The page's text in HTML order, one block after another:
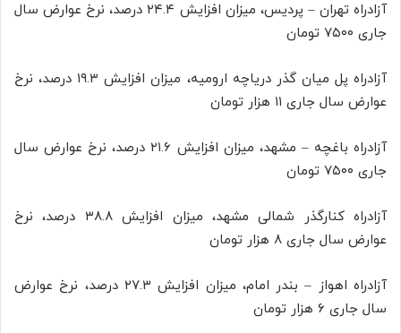
آزادراه تهران – پردیس، میزان افزایش ۲۴.۴ درصد، نرخ عوارض سال
جاری ۷۵۰۰ تومان
آزادراه پل میان گذر دریاچه ارومیه، میزان افزایش ۱۹.۳ درصد، نرخ
عوارض سال جاری ۱۱ هزار تومان
آزادراه باغچه – مشهد، میزان افزایش ۲۱.۶ درصد، نرخ عوارض سال
جاری ۷۵۰۰ تومان
آزادراه کنارگذر شمالی مشهد، میزان افزایش ۳۸.۸ درصد، نرخ
عوارض سال جاری ۸ هزار تومان
آزادراه اهواز – بندر امام، میزان افزایش ۲۷.۳ درصد، نرخ عوارض
سال جاری ۶ هزار تومان